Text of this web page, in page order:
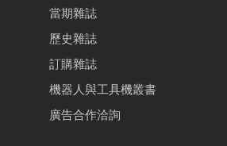
當期雜誌
歷史雜誌
訂購雜誌
機器人與工具機叢書
廣告合作洽詢